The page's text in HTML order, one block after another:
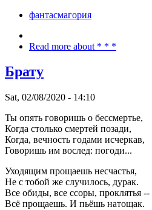
фантасмагория
Read more about * * *
Брату
Sat, 02/08/2020 - 14:10
Ты опять говоришь о бессмертье,
Когда столько смертей позади,
Когда, вечность годами исчеркав,
Говоришь им вослед: погоди...
Уходящим прощаешь несчастья,
Не с тобой же случилось, дурак.
Все обиды, все ссоры, проклятья --
Всё прощаешь. И пьёшь натощак.